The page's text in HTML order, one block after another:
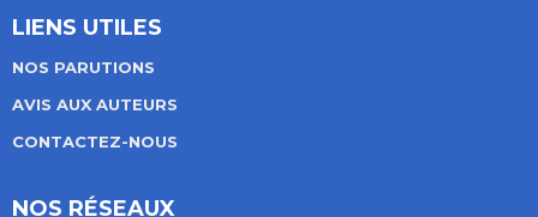
LIENS UTILES
NOS PARUTIONS
AVIS AUX AUTEURS
CONTACTEZ-NOUS
NOS RÉSEAUX